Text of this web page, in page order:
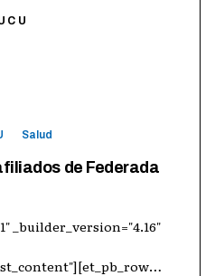
Salud
de Federada
_builder_version="4.16"